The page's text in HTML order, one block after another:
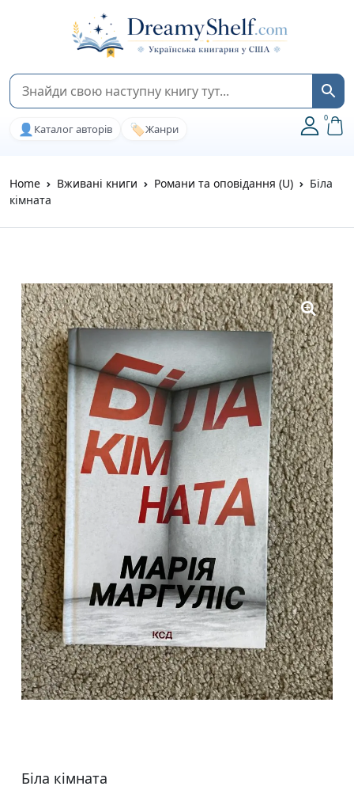
👤 Каталог авторів 🏷️Жанри
0
Home Вживані книги Романи та оповідання (U)
Біла
кімната
Біла кімната